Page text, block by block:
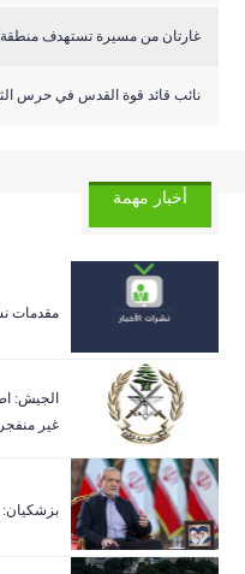
غارتان من مسيرة تستهدف
نائب قائد قوة القدس في حرس
أخبار مهمة
مقدمات
غير
بزشكيان: